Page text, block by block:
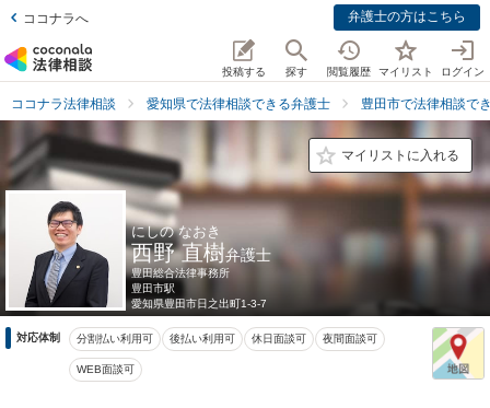
ココナラへ 弁護士の方はこちら
投稿する 探す 閲覧履歴 マイリスト ログイン
ココナラ法律相談 愛知県で法律相談できる弁護士 豊田市で法律相談で
マイリストに入れる
にしの なおき
西野 直樹弁護士
豊田総合法律事務所
豊田市駅
愛知県豊田市日之出町1-3-7
対応体制 分割払い利用可 後払い利用可 休日面談可 夜間面談可
WEB面談可